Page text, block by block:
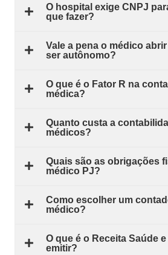
O hospital exige CNPJ
que fazer?
Vale a pena o médico
ser autônomo?
O que é o Fator R na
médica?
Quanto custa a
médicos?
Quais são as obrigações
médico PJ?
Como escolher um
médico?
O que é o Receita Saúde
emitir?